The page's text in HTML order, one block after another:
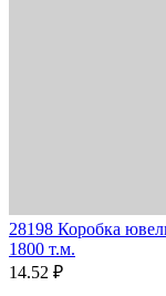
28198 Коробка
1800 т.м.
14.52 ₽